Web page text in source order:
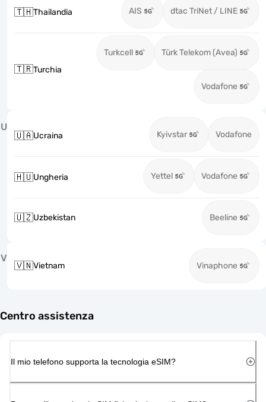
🇹🇭Thailandia AIS dtac TriNet / LINE
🇹🇷Turchia
Turkcell Türk Telekom (Avea)
Vodafone
U
🇺🇦Ucraina Kyivstar Vodafone
🇭🇺Ungheria Yettel Vodafone
🇺🇿Uzbekistan Beeline
V
🇻🇳Vietnam Vinaphone
Centro assistenza
Il mio telefono supporta la tecnologia eSIM?